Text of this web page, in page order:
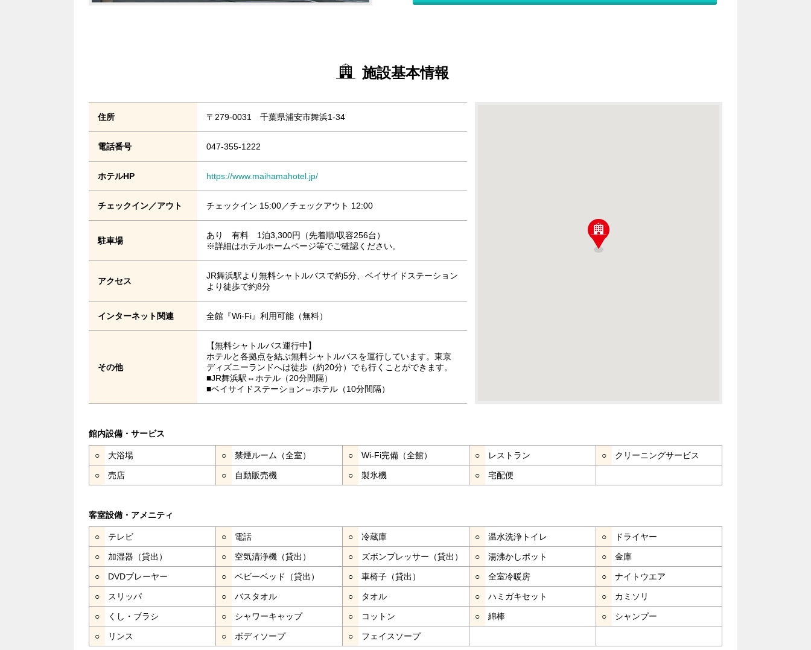
施設基本情報
住所 〒279-0031 千葉県浦安市舞浜1-34
電話番号 047-355-1222
ホテルHP https://www.maihamahotel.jp/
チェックイン／アウト チェックイン 15:00／チェックアウト 12:00
駐車場
あり 有料 1泊3,300円（先着順/収容256台）
※詳細はホテルホームページ等でご確認ください。
アクセス
JR舞浜駅より無料シャトルバスで約5分、ベイサイドステーション
より徒歩で約8分
インターネット関連 全館『Wi-Fi』利用可能（無料）
その他
【無料シャトルバス運行中】
ホテルと各拠点を結ぶ無料シャトルバスを運行しています。東京
ディズニーランドへは徒歩（約20分）でも行くことができます。
■JR舞浜駅⇔ホテル（20分間隔）
■ベイサイドステーション⇔ホテル（10分間隔）
館内設備・サービス
○ 大浴場 ○ 禁煙ルーム（全室） ○ Wi-Fi完備（全館） ○ レストラン ○ クリーニングサービス
○ 売店 ○ 自動販売機 ○ 製氷機 ○ 宅配便
客室設備・アメニティ
○ テレビ ○ 電話 ○ 冷蔵庫 ○ 温水洗浄トイレ ○ ドライヤー
○ 加湿器（貸出） ○ 空気清浄機（貸出） ○ ズボンプレッサー（貸出） ○ 湯沸かしポット ○ 金庫
○ DVDプレーヤー ○ ベビーベッド（貸出） ○ 車椅子（貸出） ○ 全室冷暖房 ○ ナイトウエア
○ スリッパ ○ バスタオル ○ タオル ○ ハミガキセット ○ カミソリ
○ くし・ブラシ ○ シャワーキャップ ○ コットン ○ 綿棒 ○ シャンプー
○ リンス ○ ボディソープ ○ フェイスソープ